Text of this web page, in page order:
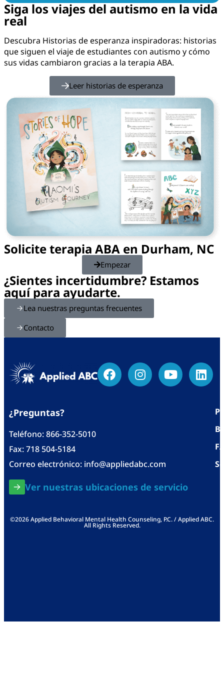
Siga los viajes del autismo en la vida
real
Descubra Historias de esperanza inspiradoras: historias
que siguen el viaje de estudiantes con autismo y cómo
sus vidas cambiaron gracias a la terapia ABA.
Leer historias de esperanza
Solicite terapia ABA en Durham, NC
Empezar
¿Sientes incertidumbre? Estamos
aquí para ayudarte.
Lea nuestras preguntas frecuentes
Contacto
¿Preguntas?
Teléfono:866-352-5010
Fax: 718 504-5184
Correo electrónico: info@appliedabc.com
Ver nuestras ubicaciones de servicio
©2026 Applied Behavioral Mental Health Counseling, P.C. / Applied ABC.
All Rights Reserved.